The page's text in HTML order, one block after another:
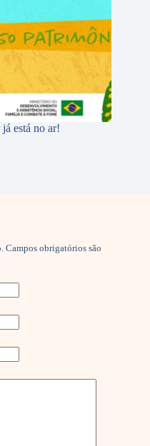
está no ar!
Campos obrigatórios são